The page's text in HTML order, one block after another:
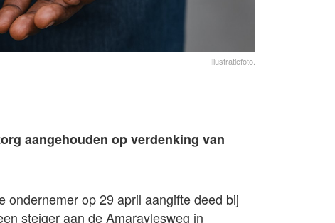
Illustratiefoto.
aangehouden op verdenking van
ondernemer op 29 april aangifte deed bij
steiger aan de Amaraylesweg in